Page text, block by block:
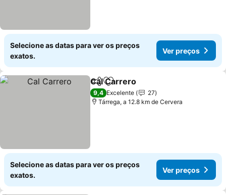
Selecione as datas para ver os preços
exatos.
Ver preços
PartilharAdicionar aos favoritos
Cal Carrero
9,4 Excelente
27
Tárrega, a 12.8 km de Cervera
Selecione as datas para ver os preços
exatos.
Ver preços